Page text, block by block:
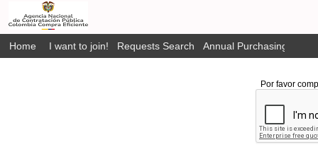
Home I want to join! Requests Search Annual Purchasing Plan
Por favor